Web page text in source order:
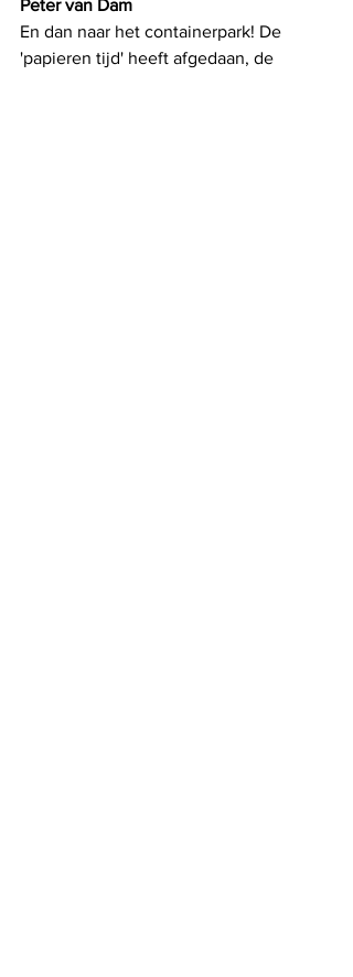
Peter van Dam
En dan naar het containerpark! De
'papieren tijd' heeft afgedaan, de